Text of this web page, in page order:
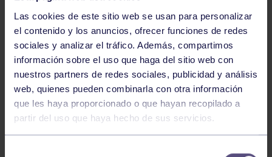
Las cookies de este sitio web se usan para personalizar
el contenido y los anuncios, ofrecer funciones de redes
sociales y analizar el tráfico. Además, compartimos
información sobre el uso que haga del sitio web con
nuestros partners de redes sociales, publicidad y análisis
web, quienes pueden combinarla con otra información
que les haya proporcionado o que hayan recopilado a
partir del uso que haya hecho de sus servicios.
Baloncesto
ÚLTIMOS RESULTADOS DE LA SECCIÓN